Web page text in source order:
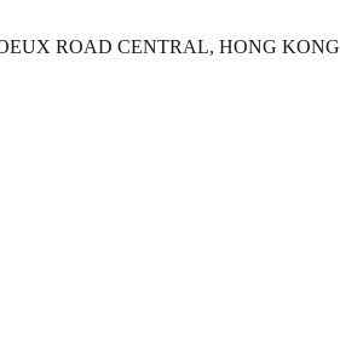
ROAD CENTRAL, HONG KONG